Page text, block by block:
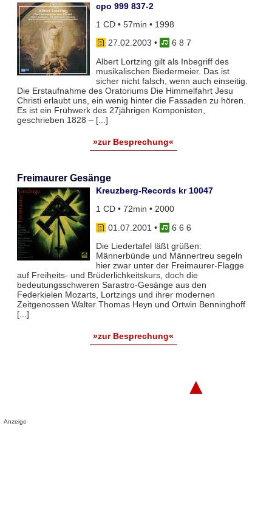
cpo 999 837-2
1 CD • 57min • 1998
27.02.2003 •
6 8 7
Albert Lortzing gilt als Inbegriff des
musikalischen Biedermeier. Das ist
sicher nicht falsch, wenn auch einseitig.
Die Erstaufnahme des Oratoriums Die Himmelfahrt Jesu
Christi erlaubt uns, ein wenig hinter die Fassaden zu hören.
Es ist ein Frühwerk des 27jährigen Komponisten,
geschrieben 1828 – [...]
»zur Besprechung«
Freimaurer Gesänge
Kreuzberg-Records kr 10047
1 CD • 72min • 2000
01.07.2001 •
6 6 6
Die Liedertafel läßt grüßen:
Männerbünde und Männertreu segeln
hier zwar unter der Freimaurer-Flagge
auf Freiheits- und Brüderlichkeitskurs, doch die
bedeutungsschweren Sarastro-Gesänge aus den
Federkielen Mozarts, Lortzings und ihrer modernen
Zeitgenossen Walter Thomas Heyn und Ortwin Benninghoff
[...]
»zur Besprechung«
▲
Anzeige